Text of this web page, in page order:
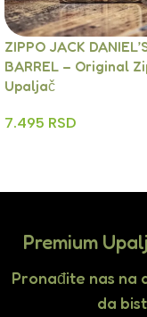
ZIPPO JACK
BARREL – Original
Upaljač
7.495 RSD
Premium
Pronađite nas na
da